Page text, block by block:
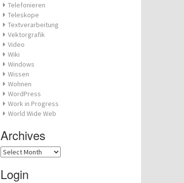
Telefonieren
Teleskope
Textverarbeitung
Vektorgrafik
Video
Wiki
Windows
Wissen
Wohnen
WordPress
Work in Progress
World Wide Web
Archives
Archives
Login